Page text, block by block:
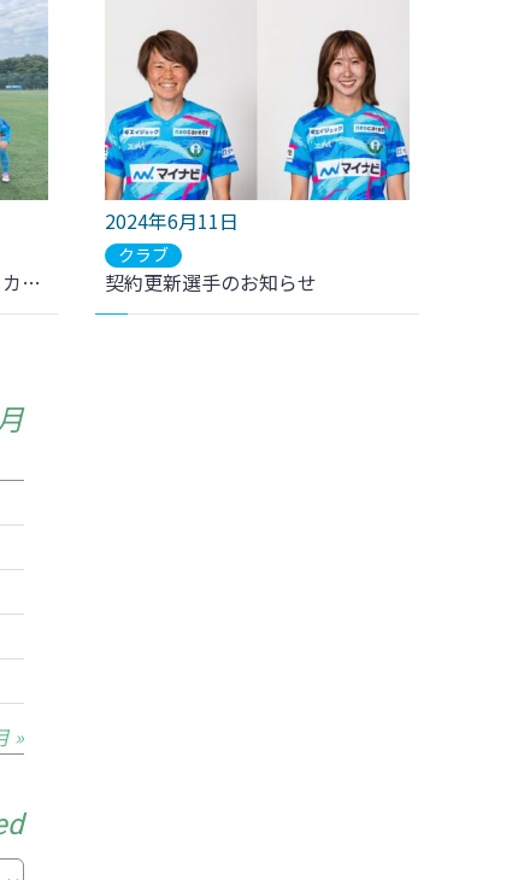
＜ユース＞THFA東北女子サッカーリーグ TOP 第6節 聖和学園高校戦 結果のお知らせ
2024年6月11日
クラブ
契約更新選手のお知らせ
»